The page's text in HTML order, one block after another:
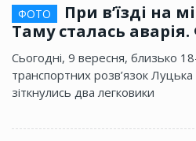
ФОТО
При в’їзді на
Таму сталась
Сьогодні, 9 вересня, близько
транспортних розв’язок
зіткнулись два легковики